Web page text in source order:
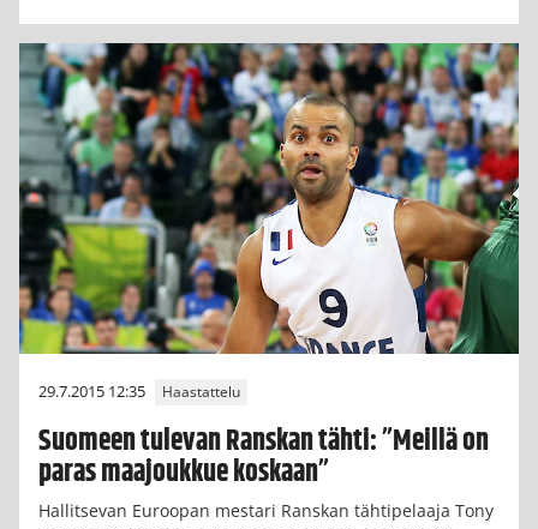
29.7.2015 12:35 Haastattelu
Suomeen tulevan Ranskan tähti: ”Meillä on
paras maajoukkue koskaan”
Hallitsevan Euroopan mestari Ranskan tähtipelaaja Tony